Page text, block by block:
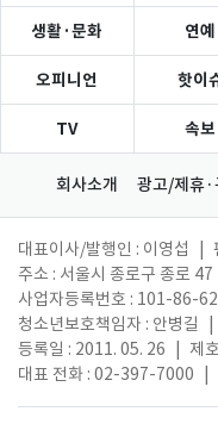
생활·문화 연예
오피니언 핫이
TV 속보
회사소개 광고/제휴·
대표이사/발행인 : 이영섭
주소 : 서울시 종로구 종로
사업자등록번호 : 101-86-
청소년보호책임자 : 안병길
등록일 : 2011. 05. 26
제
대표 전화 : 02-397-7000